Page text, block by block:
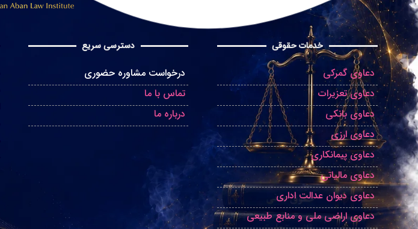
خدمات حقوقی
دعاوی گمرکی
دعاوی تعزیرات
دعاوی بانکی
دعاوی ارزی
دعاوی پیمانکاری
دعاوی مالیاتی
دعاوی دیوان عدالت اداری
دعاوی اراضی ملی و منابع طبیعی
دسترسی سریع
درخواست مشاوره حضوری
تماس با ما
درباره ما